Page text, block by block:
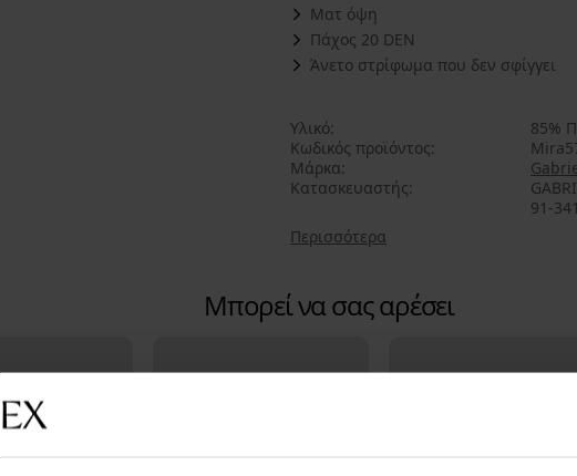
Ματ όψη
Πάχος 20 DEN
Άνετο στρίφωμα που δεν σφίγγει
Υλικό
85%
Κωδικός προϊόντος
Μάρκα
Κατασκευαστής
91-
Περισσότερα
Μπορεί να σας αρέσει